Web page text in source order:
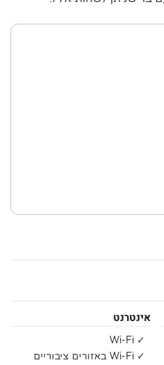
אינטרנט
✓ Wi-Fi
✓ Wi-Fi באזורים ציבוריים